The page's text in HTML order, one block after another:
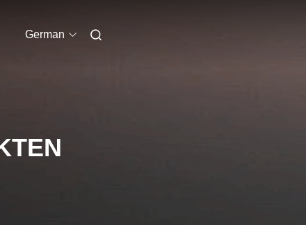
German